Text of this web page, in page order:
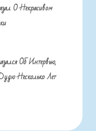
О Некрасивом
Об Интервью,
Несколько Лет